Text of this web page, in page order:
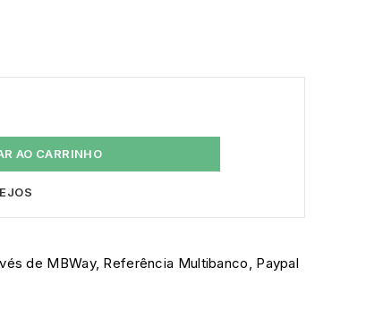
AO CARRINHO
de MBWay, Referência Multibanco, Paypal